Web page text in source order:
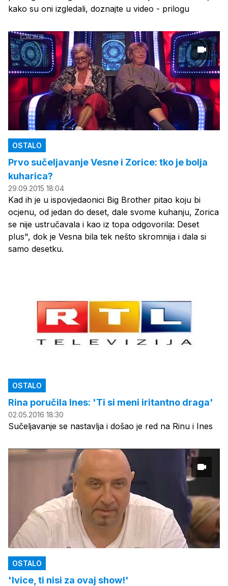
kako su oni izgledali, doznajte u video - prilogu
OSTALO
Prvo sučeljavanje Vesne i Zorice: tko je bolja
kuharica?
29.09.2015 18:04
Kad ih je u ispovjedaonici Big Brother pitao koju bi
ocjenu, od jedan do deset, dale svome kuhanju, Zorica
se nije ustručavala i kao iz topa odgovorila: Deset
plus", dok je Vesna bila tek nešto skromnija i dala si
samo desetku.
OSTALO
Rina poručila Ines: 'Ti si meni iritantno draga'
02.05.2016 18:30
Sučeljavanje se nastavlja i došao je red na Rinu i Ines
OSTALO
'Ivice, ti nisi za ovaj show!'